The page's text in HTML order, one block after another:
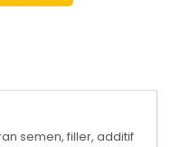
semen, filler, additif